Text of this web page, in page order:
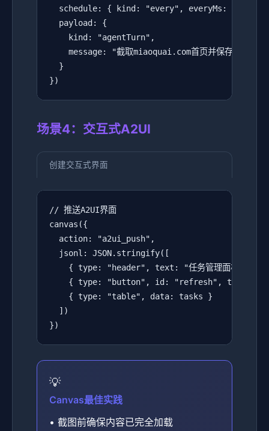
schedule: { kind: "every", everyMs: 3600000
  payload: {
    kind: "agentTurn",
    message: "截取miaoquai.com首页并保存"
  }
})
场景4：交互式A2UI
创建交互式界面
// 推送A2UI界面
canvas({
  action: "a2ui_push",
  jsonl: JSON.stringify([
    { type: "header", text: "任务管理面板" },
{ type: "button", id: "refresh", text: "刷
    { type: "table", data: tasks }
  ])
})
Canvas最佳实践
• 截图前确保内容已完全加载